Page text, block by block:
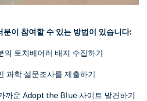
분이 참여할 수 있는 방법이 있습니다:
의 토치베어러 배지 수집하기
과학 설문조사를 제출하기
까운 Adopt the Blue 사이트 발견하기